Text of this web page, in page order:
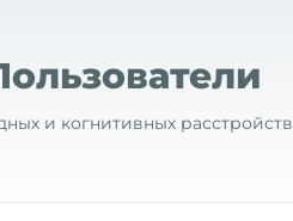
и когнитивных расстройств